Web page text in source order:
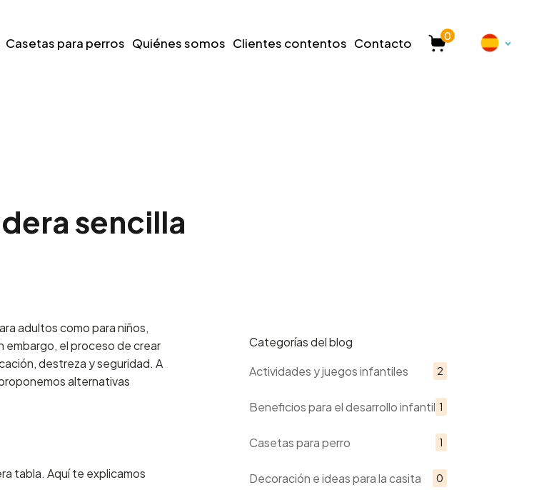
Casetas para perros Quiénes somos Clientes contentos Contacto 0
sencilla
adultos como para niños,
embargo, el proceso de crear
destreza y seguridad. A
alternativas
tabla. Aquí te explicamos
Categorías del blog
Actividades y juegos infantiles
2
Beneficios para el desarrollo infantil 1
Casetas para perro 1
Decoración e ideas para la casita 0